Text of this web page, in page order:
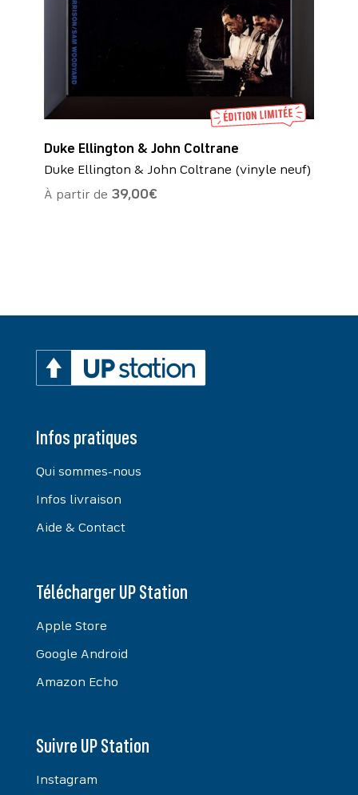
Duke Ellington & John Coltrane
Duke Ellington & John Coltrane (vinyle neuf)
À partir de 39,00€
Infos pratiques
Qui sommes-nous
Infos livraison
Aide & Contact
Télécharger UP Station
Apple Store
Google Android
Amazon Echo
Suivre UP Station
Instagram